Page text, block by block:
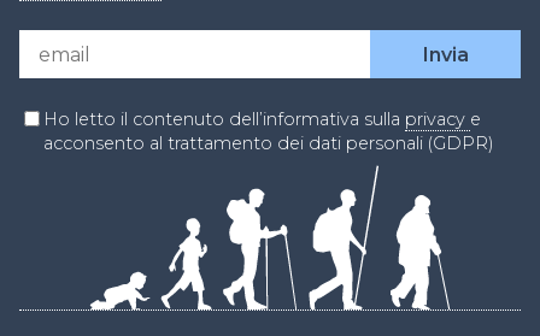
Ho letto il contenuto dell’informativa sulla privacy e
acconsento al trattamento dei dati personali (GDPR)